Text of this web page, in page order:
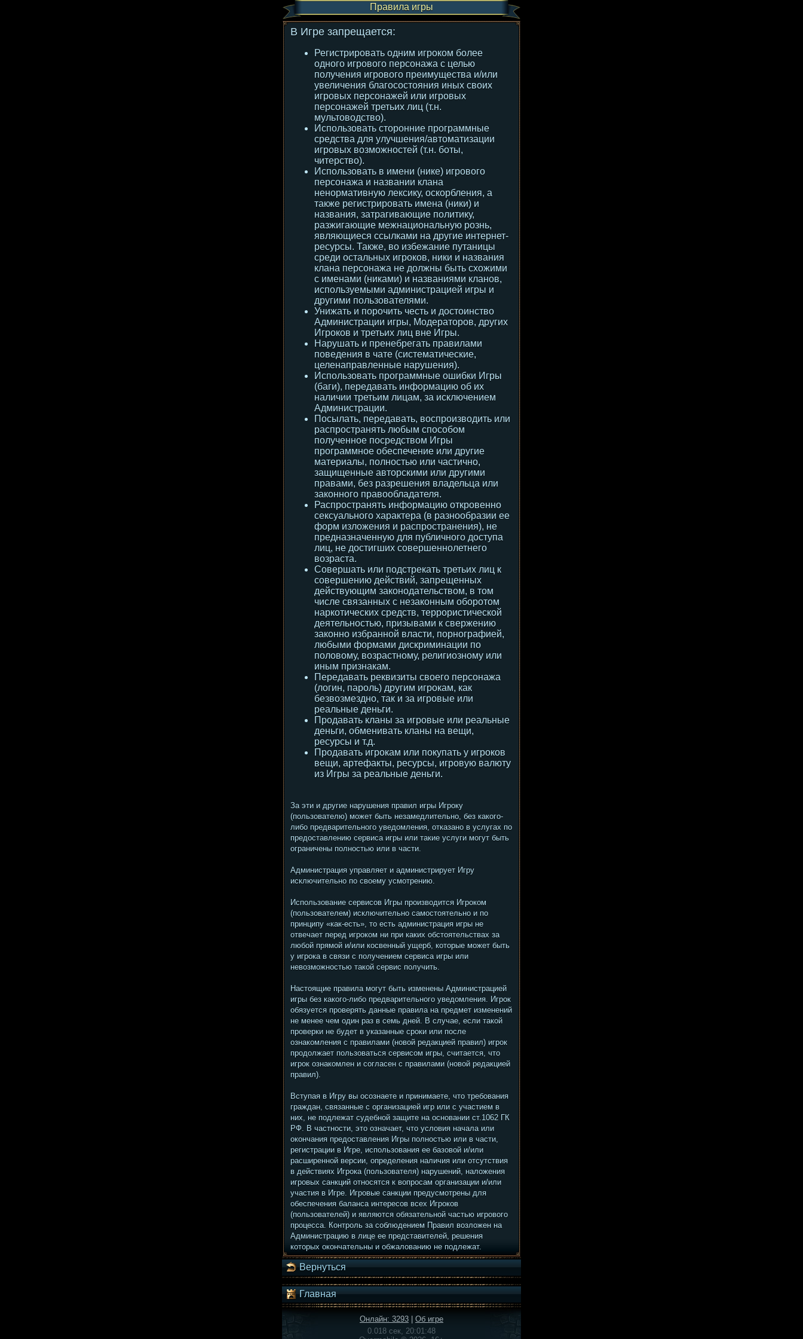
Правила игры
В Игре запрещается:
Регистрировать одним игроком более
одного игрового персонажа с целью
получения игрового преимущества и/или
увеличения благосостояния иных своих
игровых персонажей или игровых
персонажей третьих лиц (т.н.
мультоводство).
Использовать сторонние программные
средства для улучшения/автоматизации
игровых возможностей (т.н. боты,
читерство).
Использовать в имени (нике) игрового
персонажа и названии клана
ненормативную лексику, оскорбления, а
также регистрировать имена (ники) и
названия, затрагивающие политику,
разжигающие межнациональную рознь,
являющиеся ссылками на другие интернет-
ресурсы. Также, во избежание путаницы
среди остальных игроков, ники и названия
клана персонажа не должны быть схожими
с именами (никами) и названиями кланов,
используемыми администрацией игры и
другими пользователями.
Унижать и порочить честь и достоинство
Администрации игры, Модераторов, других
Игроков и третьих лиц вне Игры.
Нарушать и пренебрегать правилами
поведения в чате (систематические,
целенаправленные нарушения).
Использовать программные ошибки Игры
(баги), передавать информацию об их
наличии третьим лицам, за исключением
Администрации.
Посылать, передавать, воспроизводить или
распространять любым способом
полученное посредством Игры
программное обеспечение или другие
материалы, полностью или частично,
защищенные авторскими или другими
правами, без разрешения владельца или
законного правообладателя.
Распространять информацию откровенно
сексуального характера (в разнообразии ее
форм изложения и распространения), не
предназначенную для публичного доступа
лиц, не достигших совершеннолетнего
возраста.
Совершать или подстрекать третьих лиц к
совершению действий, запрещенных
действующим законодательством, в том
числе связанных с незаконным оборотом
наркотических средств, террористической
деятельностью, призывами к свержению
законно избранной власти, порнографией,
любыми формами дискриминации по
половому, возрастному, религиозному или
иным признакам.
Передавать реквизиты своего персонажа
(логин, пароль) другим игрокам, как
безвозмездно, так и за игровые или
реальные деньги.
Продавать кланы за игровые или реальные
деньги, обменивать кланы на вещи,
ресурсы и т.д.
Продавать игрокам или покупать у игроков
вещи, артефакты, ресурсы, игровую валюту
из Игры за реальные деньги.
За эти и другие нарушения правил игры Игроку
(пользователю) может быть незамедлительно, без какого-
либо предварительного уведомления, отказано в услугах по
предоставлению сервиса игры или такие услуги могут быть
ограничены полностью или в части.
Администрация управляет и администрирует Игру
исключительно по своему усмотрению.
Использование сервисов Игры производится Игроком
(пользователем) исключительно самостоятельно и по
принципу «как-есть», то есть администрация игры не
отвечает перед игроком ни при каких обстоятельствах за
любой прямой и/или косвенный ущерб, которые может быть
у игрока в связи с получением сервиса игры или
невозможностью такой сервис получить.
Настоящие правила могут быть изменены Администрацией
игры без какого-либо предварительного уведомления. Игрок
обязуется проверять данные правила на предмет изменений
не менее чем один раз в семь дней. В случае, если такой
проверки не будет в указанные сроки или после
ознакомления с правилами (новой редакцией правил) игрок
продолжает пользоваться сервисом игры, считается, что
игрок ознакомлен и согласен с правилами (новой редакцией
правил).
Вступая в Игру вы осознаете и принимаете, что требования
граждан, связанные с организацией игр или с участием в
них, не подлежат судебной защите на основании ст.1062 ГК
РФ. В частности, это означает, что условия начала или
окончания предоставления Игры полностью или в части,
регистрации в Игре, использования ее базовой и/или
расширенной версии, определения наличия или отсутствия
в действиях Игрока (пользователя) нарушений, наложения
игровых санкций относятся к вопросам организации и/или
участия в Игре. Игровые санкции предусмотрены для
обеспечения баланса интересов всех Игроков
(пользователей) и являются обязательной частью игрового
процесса. Контроль за соблюдением Правил возложен на
Администрацию в лице ее представителей, решения
которых окончательны и обжалованию не подлежат.
Вернуться
Главная
Онлайн: 3293
Об игре
0.018 сек, 20:01:48